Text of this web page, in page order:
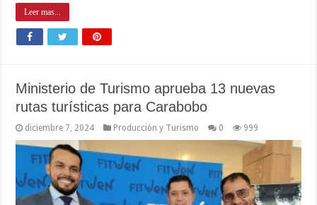
Leer mas...
Ministerio de Turismo aprueba 13 nuevas
rutas turísticas para Carabobo
diciembre 7, 2024 Producción y Turismo 0 999